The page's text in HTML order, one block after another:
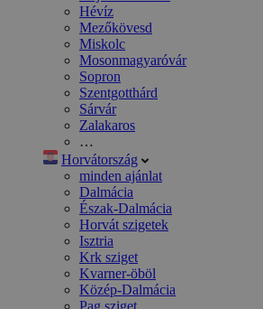
Hévíz
Mezőkövesd
Miskolc
Mosonmagyaróvár
Sopron
Szentgotthárd
Sárvár
Zalakaros
…
Horvátország
minden ajánlat
Dalmácia
Észak-Dalmácia
Horvát szigetek
Isztria
Krk sziget
Kvarner-öböl
Közép-Dalmácia